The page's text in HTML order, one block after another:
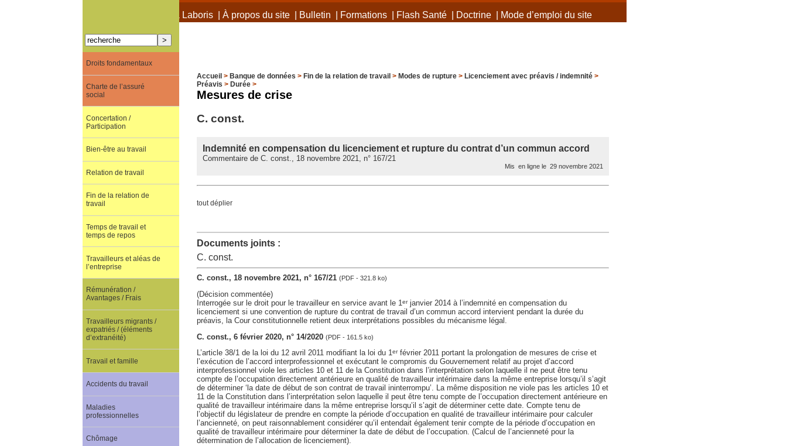
À propos de Terra Laboris| À propos du site| Bulletin Formations| Flash Santé| Doctrine| Mode d’emploi du site
Accueil > Banque de données > Fin de la relation de travail > Modes de rupture> Licenciement avec préavis / indemnité>
Préavis > Durée>
Mesures de crise
C. const.
Indemnité en compensation du licenciement et rupture du contrat d’un commun accord
Commentaire de C. const., 18 novembre 2021, n° 167/21
Mis en ligne le 29 novembre 2021
tout déplier
Documents joints :
C. const.
C. const., 18 novembre 2021, n° 167/21 (PDF - 321.8 ko)
(Décision commentée)
Interrogée sur le droit pour le travailleur en service avant le 1 erjanvier 2014 à l’indemnité en compensation du
licenciement si une convention de rupture du contrat de travail d’un commun accord intervient pendant la durée du
préavis, la Cour constitutionnelle retient deux interprétations possibles du mécanisme légal.
C. const., 6 février 2020, n° 14/2020 (PDF - 161.5 ko)
L’article 38/1 de la loi du 12 avril 2011 modifiant la loi du 1erfévrier 2011 portant la prolongation de mesures de crise et
l’exécution de l’accord interprofessionnel et exécutant le compromis du Gouvernement relatif au projet d’accord
interprofessionnel viole les articles 10 et 11 de la Constitution dans l’interprétation selon laquelle il ne peut être tenu
compte de l’occupation directement antérieure en qualité de travailleur intérimaire dans la même entreprise lorsqu’il s’agit
de déterminer ‘la date de début de son contrat de travail ininterrompu’. La même disposition ne viole pas les articles 10 et
11 de la Constitution dans l’interprétation selon laquelle il peut être tenu compte de l’occupation directement antérieure en
qualité de travailleur intérimaire dans la même entreprise lorsqu’il s’agit de déterminer cette date. Compte tenu de
l’objectif du législateur de prendre en compte la période d’occupation en qualité de travailleur intérimaire pour calculer
l’ancienneté, on peut raisonnablement considérer qu’il entendait également tenir compte de la période d’occupation en
qualité de travailleur intérimaire pour déterminer la date de début de l’occupation. (Calcul de l’ancienneté pour la
détermination de l’allocation de licenciement).
Droits fondamentaux
Charte de l’assuré
social
Concertation /
Participation
Bien-être au travail
Relation de travail
Fin de la relation de
travail
Temps de travail et
temps de repos
Travailleurs et aléas de
l’entreprise
Rémunération /
Avantages / Frais
Travailleurs migrants /
expatriés / (éléments
d’extranéité)
Travail et famille
Accidents du travail
Maladies
professionnelles
Chômage